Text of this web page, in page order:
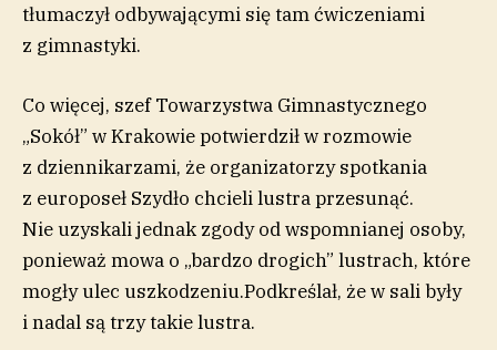
tłumaczył odbywającymi się tam ćwiczeniami
z gimnastyki.
Co więcej, szef Towarzystwa Gimnastycznego
„Sokół” w Krakowie potwierdził w rozmowie
z dziennikarzami, że organizatorzy spotkania
z europoseł Szydło chcieli lustra przesunąć.
Nie uzyskali jednak zgody od wspomnianej osoby,
ponieważ mowa o „bardzo drogich” lustrach, które
mogły ulec uszkodzeniu.Podkreślał, że w sali były
i nadal są trzy takie lustra.